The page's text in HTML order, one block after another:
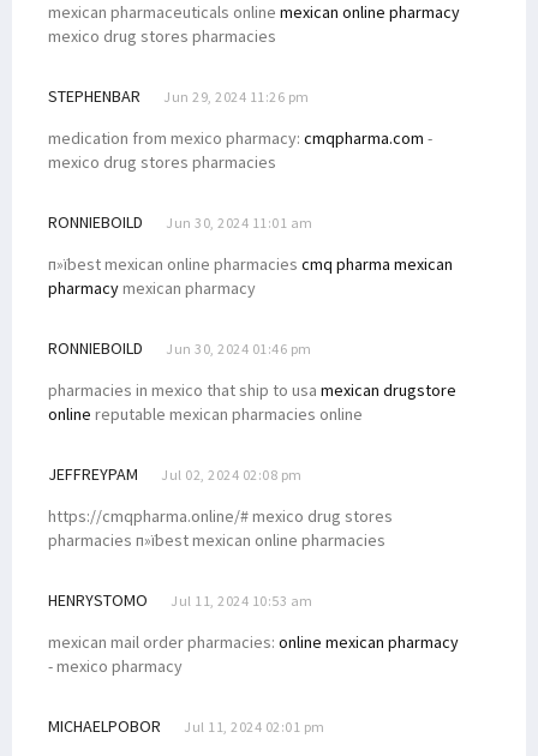
mexican pharmaceuticals online mexican online pharmacy
mexico drug stores pharmacies
STEPHENBAR Jun 29, 2024 11:26 pm
medication from mexico pharmacy: cmqpharma.com -
mexico drug stores pharmacies
RONNIEBOILD Jun 30, 2024 11:01 am
п»їbest mexican online pharmacies cmq pharma mexican
pharmacymexican pharmacy
RONNIEBOILD Jun 30, 2024 01:46 pm
pharmacies in mexico that ship to usa mexican drugstore
online reputable mexican pharmacies online
JEFFREYPAM Jul 02, 2024 02:08 pm
https://cmqpharma.online/# mexico drug stores
pharmacies п»їbest mexican online pharmacies
HENRYSTOMO Jul 11, 2024 10:53 am
mexican mail order pharmacies: online mexican pharmacy
- mexico pharmacy
MICHAELPOBOR Jul 11, 2024 02:01 pm